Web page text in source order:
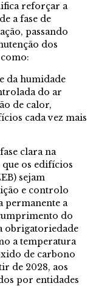
reforçar a
a fase de
passando
dos
da humidade
do ar
de calor,
cada vez mais
clara na
os edifícios
sejam
e controlo
permanente a
do
obrigatoriedade
a temperatura
de carbono
de 2028, aos
por entidades